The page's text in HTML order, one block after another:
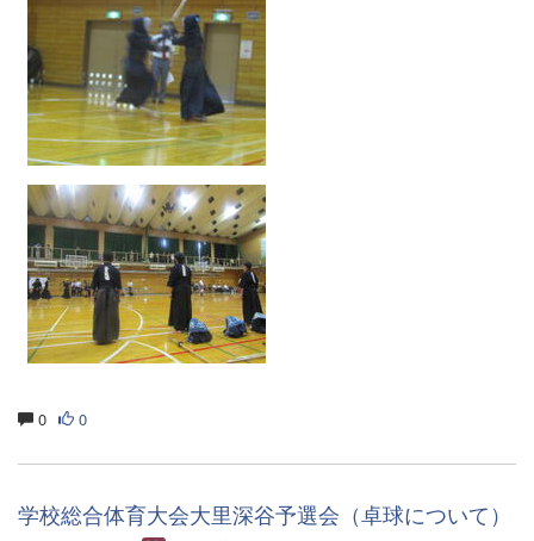
0 0
学校総合体育大会大里深谷予選会（卓球について）